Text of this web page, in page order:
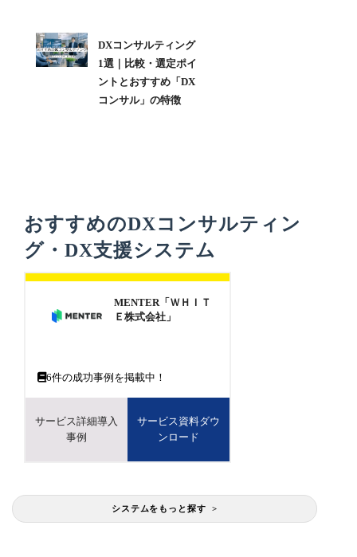
DXコンサルティング
1選｜比較・選定ポイ
ントとおすすめ「DX
コンサル」の特徴
おすすめのDXコンサルティン
グ・DX支援システム
MENTER「ＷＨＩＴ
Ｅ株式会社」
6件の成功事例を掲載中！
サービス詳細導入
事例
サービス資料ダウ
ンロード
システムをもっと探す >